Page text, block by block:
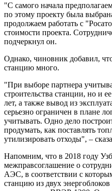
"С самого начала
по этому проекту была
продолжаем работать с
стоимости проекта.
подчеркнул он.
Однако, чиновник добавил,
станцию много.
"При выборе партнера
строительства станции, но и
лет, а также вывод из
серьезно ограничен в плане
учитывать. Одно дело
продумать, как поставлять
утилизировать отходы", –
Напомним, что в 2018 году
межправсоглашение о
АЭС, в соответствии с
станцию из двух